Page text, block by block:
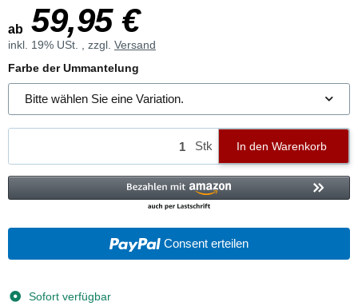
ab 59,95 €
inkl. 19% USt. , zzgl. Versand
Farbe der Ummantelung
Bitte wählen Sie eine Variation.
Stk In den Warenkorb
Consent erteilen
Sofort verfügbar